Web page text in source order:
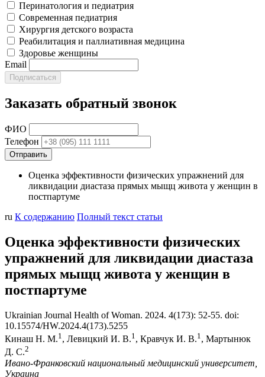
Перинатология и педиатрия
Современная педиатрия
Хирургия детского возраста
Реабилитация и паллиативная медицина
Здоровье женщины
Email
Заказать обратный звонок
ФИО
Телефон
Оценка эффективности физических упражнений для
ликвидации диастаза прямых мыщц живота у женщин в
постпартуме
ru К содержанию Полный текст статьи
Оценка эффективности физических
упражнений для ликвидации диастаза
прямых мыщц живота у женщин в
постпартуме
Ukrainian Journal Health of Woman. 2024. 4(173): 52-55. doi:
10.15574/HW.2024.4(173).5255
Кинаш Н. М.1 , Левицкий И. В.1 , Кравчук И. В.1 , Мартынюк
Д. С.2
Ивано-Франковский национальный медицинский университет,
Украина